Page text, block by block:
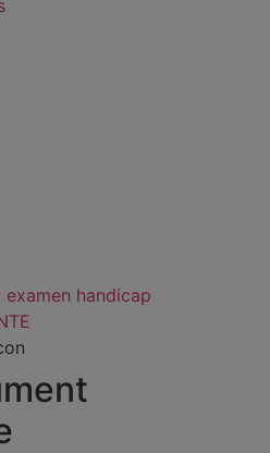
examen handicap